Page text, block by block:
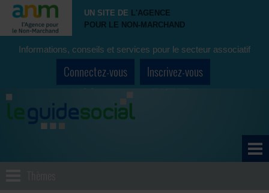
UN SITE DE L'AGENCE
POUR LE NON-MARCHAND
Informations, conseils et services pour le secteur associatif
Connectez-vous Inscrivez-vous